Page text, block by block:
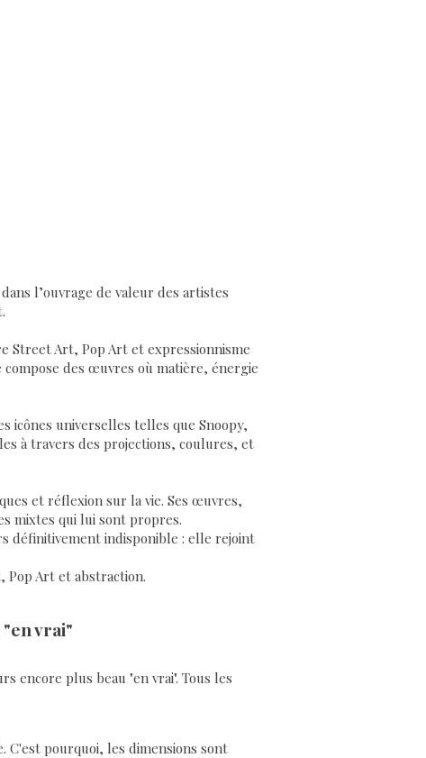
l’ouvrage de valeur des artistes
Street Art, Pop Art et expressionnisme
des œuvres où matière, énergie
icônes universelles telles que Snoopy,
à travers des projections, coulures, et
et réflexion sur la vie. Ses œuvres,
mixtes qui lui sont propres.
définitivement indisponible : elle rejoint
Pop Art et abstraction.
vrai"
encore plus beau "en vrai". Tous les
pourquoi, les dimensions sont